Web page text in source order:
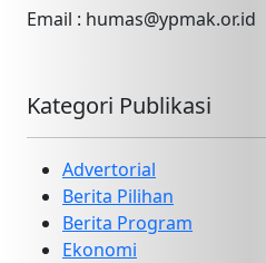
Email : humas@ypmak.or.id
Kategori Publikasi
Advertorial
Berita Pilihan
Berita Program
Ekonomi